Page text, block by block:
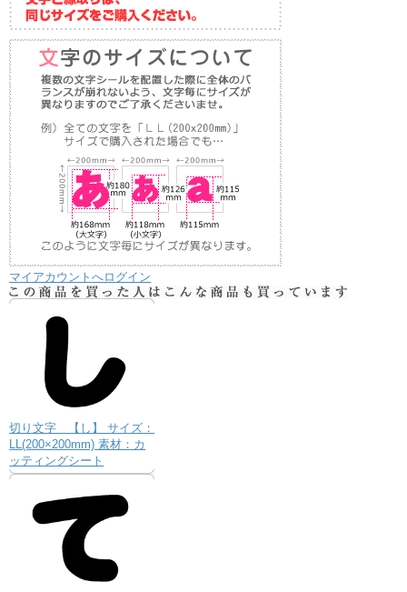
マイアカウントへログイン
切り文字 【し】 サイズ：
LL(200×200mm) 素材：カ
ッティングシート